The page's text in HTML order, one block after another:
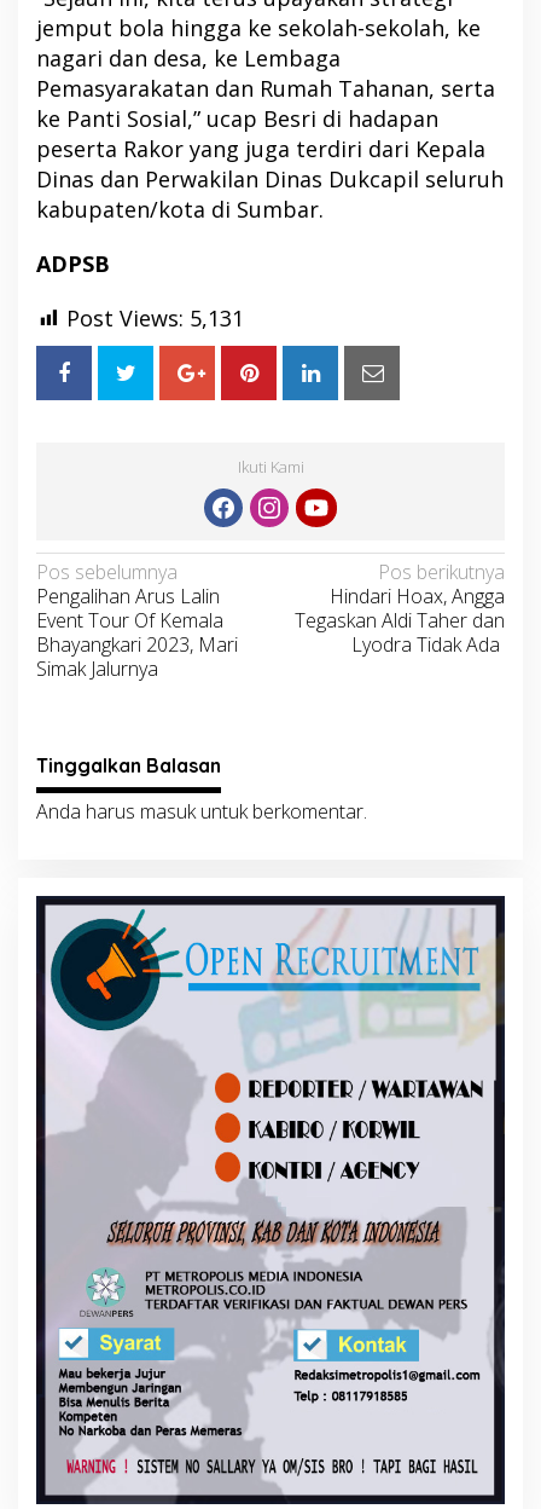
jemput bola hingga ke sekolah-sekolah, ke
nagari dan desa, ke Lembaga
Pemasyarakatan dan Rumah Tahanan, serta
ke Panti Sosial,” ucap Besri di hadapan
peserta Rakor yang juga terdiri dari Kepala
Dinas dan Perwakilan Dinas Dukcapil seluruh
kabupaten/kota di Sumbar.
ADPSB
Post Views: 5,131
Ikuti Kami
Navigasi
pos
Pos sebelumnya
Pengalihan Arus Lalin
Event Tour Of Kemala
Bhayangkari 2023, Mari
Simak Jalurnya
Pos berikutnya
Hindari Hoax, Angga
Tegaskan Aldi Taher dan
Lyodra Tidak Ada
Tinggalkan Balasan
Anda harus masukuntuk berkomentar.